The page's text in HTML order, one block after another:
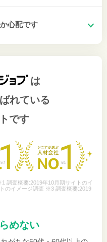
心配です
は
れている
です
調査概要:2019年10月期サイトのイ
のイメージ調査 ※3 調査概要:2019
めない